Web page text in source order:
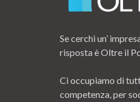
Se cerchi un’
risposta è Oltre il
Ci occupiamo di
competenza, per